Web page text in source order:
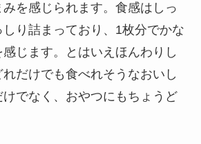
を感じられます。食感はしっ
しり詰まっており、1枚分でかな
じます。とはいえほんわりし
だけでも食べれそうなおいし
でなく、おやつにもちょうど